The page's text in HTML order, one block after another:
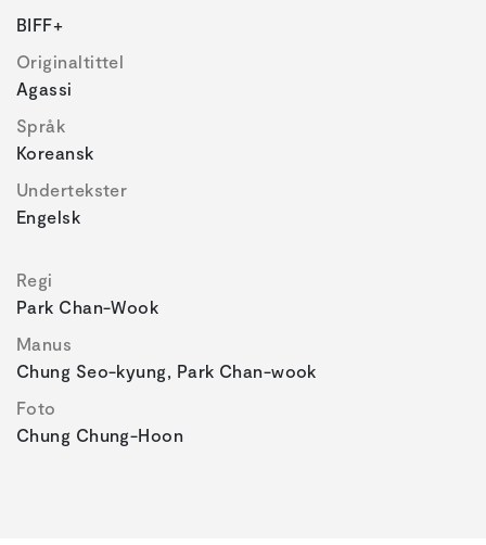
BIFF+
Originaltittel
Agassi
Språk
Koreansk
Undertekster
Engelsk
Regi
Park Chan-Wook
Manus
Chung Seo-kyung, Park Chan-wook
Foto
Chung Chung-Hoon